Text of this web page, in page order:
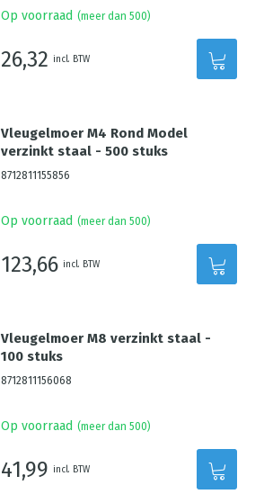
Op voorraad (meer dan 500)
26,32 incl. BTW
Vleugelmoer M4 Rond Model
verzinkt staal - 500 stuks
8712811155856
Op voorraad (meer dan 500)
123,66 incl. BTW
Vleugelmoer M8 verzinkt staal -
100 stuks
8712811156068
Op voorraad (meer dan 500)
41,99 incl. BTW